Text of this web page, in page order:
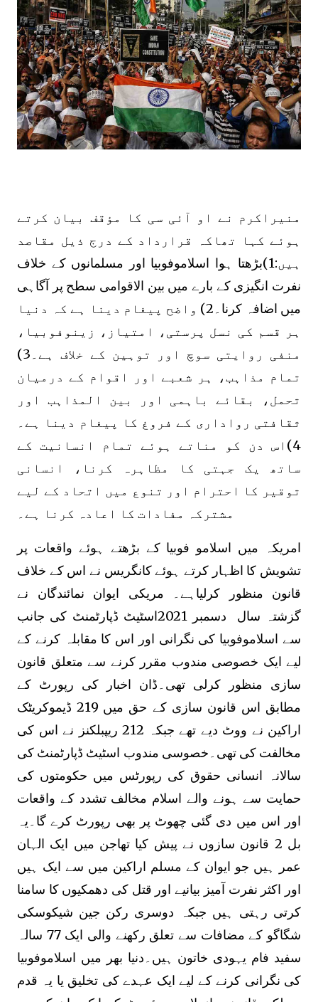
منیراکرم نے او آئی سی کا مؤقف بیان کرتے
ہوئے کہا تھاکہ قرارداد کے درج ذیل مقاصد
ہیں:1)بڑھتا ہوا اسلاموفوبیا اور مسلمانوں کے خلاف
نفرت انگیزی کے بارے میں بین الاقوامی سطح پر آگاہی
میں اضافہ کرنا۔2) واضح پیغام دینا ہے کہ دنیا
ہر قسم کی نسل پرستی، امتیاز، زینوفوبیا،
منفی روایتی سوچ اور توہین کے خلاف ہے۔3)
تمام مذاہب، ہر شعبے اور اقوام کے درمیان
تحمل، بقائے باہمی اور بین المذاہب اور
ثقافتی رواداری کے فروغ کا پیغام دینا ہے۔
4)اس دن کو مناتے ہوئے تمام انسانیت کے
ساتھ یک جہتی کا مظاہرہ کرنا، انسانی
توقیر کا احترام اور تنوع میں اتحاد کے لیے
مشترکہ مفادات کا اعادہ کرنا ہے۔
امریکہ میں اسلامو فوبیا کے بڑھتے ہوئے واقعات پر
تشویش کا اظہار کرتے ہوئے کانگریس نے اس کے خلاف
قانون منظور کرلیاہے۔ مریکی ایوان نمائندگان نے
گزشتہ سال دسمبر 2021اسٹیٹ ڈپارٹمنٹ کی جانب
سے اسلاموفوبیا کی نگرانی اور اس کا مقابلہ کرنے کے
لیے ایک خصوصی مندوب مقرر کرنے سے متعلق قانون
سازی منظور کرلی تھی۔ڈان اخبار کی رپورٹ کے
مطابق اس قانون سازی کے حق میں 219 ڈیموکریٹک
اراکین نے ووٹ دیے تھے جبکہ 212 ریپبلکنز نے اس کی
مخالفت کی تھی۔خصوسی مندوب اسٹیٹ ڈپارٹمنٹ کی
سالانہ انسانی حقوق کی رپورٹس میں حکومتوں کی
حمایت سے ہونے والے اسلام مخالف تشدد کے واقعات
اور اس میں دی گئی چھوٹ پر بھی رپورٹ کرے گا۔یہ
بل 2 قانون سازوں نے پیش کیا تھاجن میں ایک الہان
عمر ہیں جو ایوان کے مسلم اراکین میں سے ایک ہیں
اور اکثر نفرت آمیز بیانیے اور قتل کی دھمکیوں کا سامنا
کرتی رہتی ہیں جبکہ دوسری رکن جین شیکوسکی
شگاگو کے مضافات سے تعلق رکھنے والی ایک 77 سالہ
سفید فام یہودی خاتون ہیں۔دنیا بھر میں اسلاموفوبیا
کی نگرانی کرنے کے لیے ایک عہدے کی تخلیق یا یہ قدم